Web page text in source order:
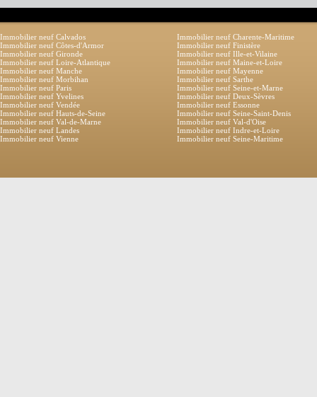
Immobilier neuf Calvados
Immobilier neuf Charente-Maritime
Immobilier neuf Côtes-d'Armor
Immobilier neuf Finistère
Immobilier neuf Gironde
Immobilier neuf Ille-et-Vilaine
Immobilier neuf Loire-Atlantique
Immobilier neuf Maine-et-Loire
Immobilier neuf Manche
Immobilier neuf Mayenne
Immobilier neuf Morbihan
Immobilier neuf Sarthe
Immobilier neuf Paris
Immobilier neuf Seine-et-Marne
Immobilier neuf Yvelines
Immobilier neuf Deux-Sèvres
Immobilier neuf Vendée
Immobilier neuf Essonne
Immobilier neuf Hauts-de-Seine
Immobilier neuf Seine-Saint-Denis
Immobilier neuf Val-de-Marne
Immobilier neuf Val-d'Oise
Immobilier neuf Landes
Immobilier neuf Indre-et-Loire
Immobilier neuf Vienne
Immobilier neuf Seine-Maritime